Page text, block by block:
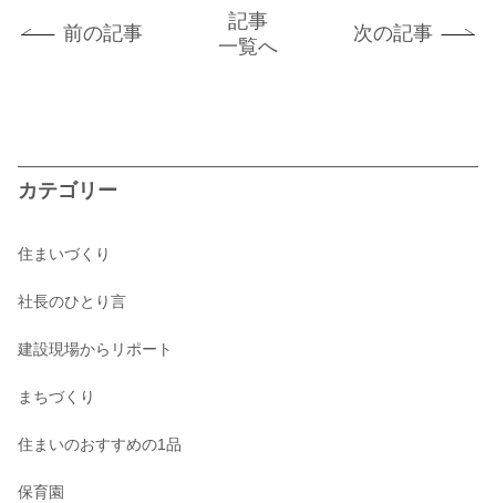
前の記事
記事
一覧へ
次の記事
カテゴリー
住まいづくり
社長のひとり言
建設現場からリポート
まちづくり
住まいのおすすめの1品
保育園